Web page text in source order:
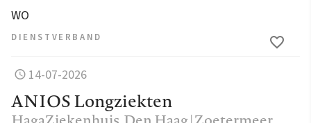
WO
DIENSTVERBAND
14-07-2026
ANIOS Longziekten